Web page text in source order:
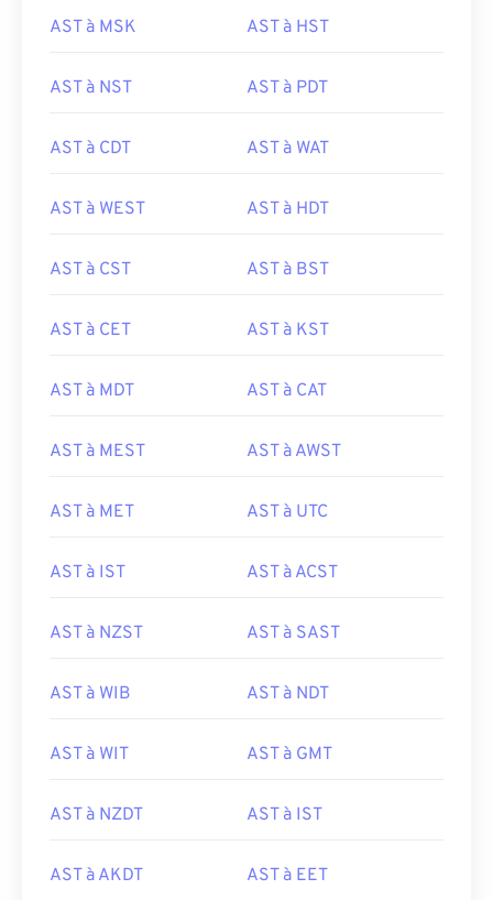
AST à MSK AST à HST
AST à NST AST à PDT
AST à CDT AST à WAT
AST à WEST AST à HDT
AST à CST AST à BST
AST à CET AST à KST
AST à MDT AST à CAT
AST à MEST AST à AWST
AST à MET AST à UTC
AST à IST AST à ACST
AST à NZST AST à SAST
AST à WIB AST à NDT
AST à WIT AST à GMT
AST à NZDT AST à IST
AST à AKDT AST à EET